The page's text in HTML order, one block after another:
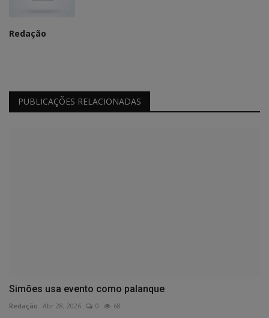
Redação
PUBLICAÇÕES RELACIONADAS
Simões usa evento como palanque
Redação Abr 28, 2026 0 68